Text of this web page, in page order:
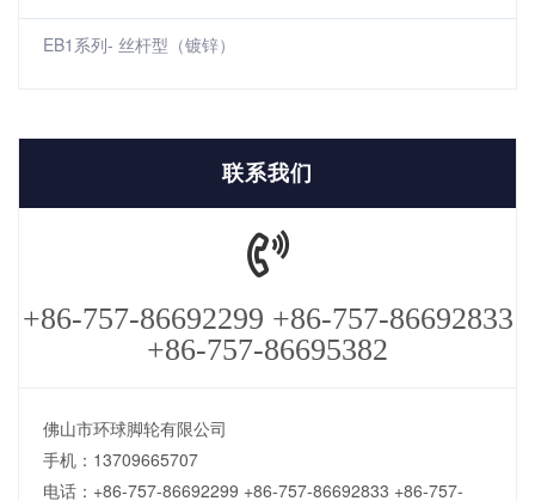
EB1系列- 丝杆型（镀锌）
联系我们
+86-757-86692299 +86-757-86692833
+86-757-86695382
佛山市环球脚轮有限公司
手机：13709665707
电话：+86-757-86692299 +86-757-86692833 +86-757-